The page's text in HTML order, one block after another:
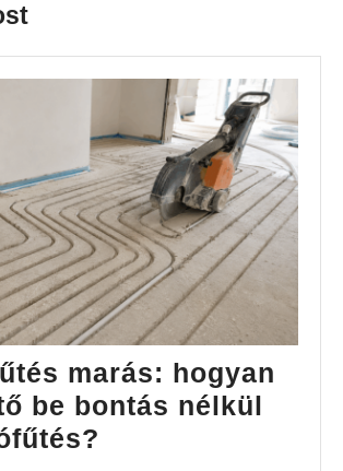
marás: hogyan
be bontás nélkül